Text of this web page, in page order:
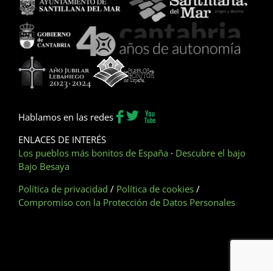
Hablamos en las redes
ENLACES DE INTERÉS
Los pueblos más bonitos de España · Descubre el bajo
Bajo Besaya
Política de privacidad / Política de cookies /
Compromiso con la Protección de Datos Personales